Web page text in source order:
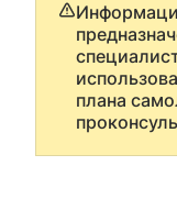
плана